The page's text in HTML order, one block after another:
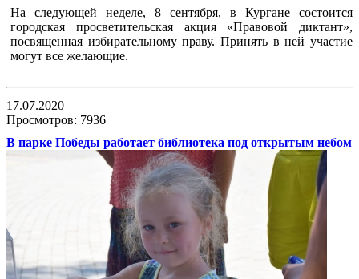
На следующей неделе, 8 сентября, в Кургане состоится
городская просветительская акция «Правовой диктант»,
посвященная избирательному праву. Принять в ней участие
могут все желающие.
17.07.2020
Просмотров: 7936
В парке Победы работает библиотека под открытым небом